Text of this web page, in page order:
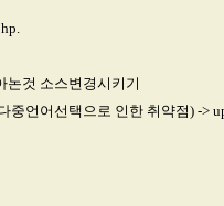
논것 소스변경시키기
중언어선택으로 인한 취약점) ->